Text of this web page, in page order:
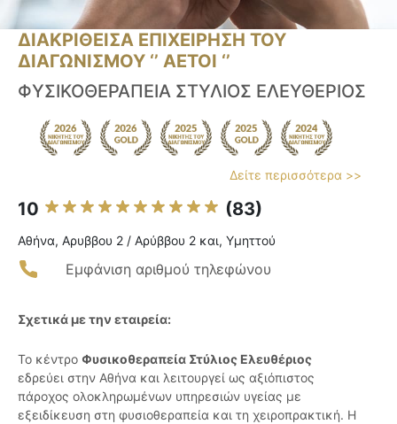
ΔΙΑΚΡΙΘΕΙΣΑ ΕΠΙΧΕΙΡΗΣΗ ΤΟΥ
ΔΙΑΓΩΝΙΣΜΟΥ ‘’ ΑΕΤΟΙ ‘’
ΦΥΣΙΚΟΘΕΡΑΠΕΙΑ ΣΤΥΛΙΟΣ ΕΛΕΥΘΕΡΙΟΣ
Δείτε περισσότερα >>
10 (83)
Αθήνα, Αρυββου 2 / Αρύββου 2 και, Υμηττού
Εμφάνιση αριθμού τηλεφώνου
Σχετικά με την εταιρεία:
Το κέντρο Φυσικοθεραπεία Στύλιος Ελευθέριος
εδρεύει στην Αθήνα και λειτουργεί ως αξιόπιστος
πάροχος ολοκληρωμένων υπηρεσιών υγείας με
εξειδίκευση στη φυσιοθεραπεία και τη χειροπρακτική. Η